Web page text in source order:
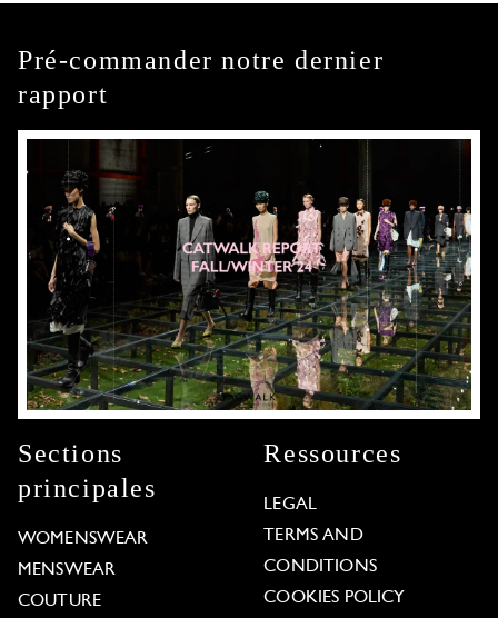
Pré-commander notre dernier
rapport
Sections
principales
WOMENSWEAR
MENSWEAR
COUTURE
Ressources
LEGAL
TERMS AND
CONDITIONS
COOKIES POLICY